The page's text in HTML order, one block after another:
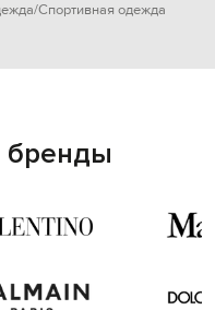
Спортивная одежда
бренды